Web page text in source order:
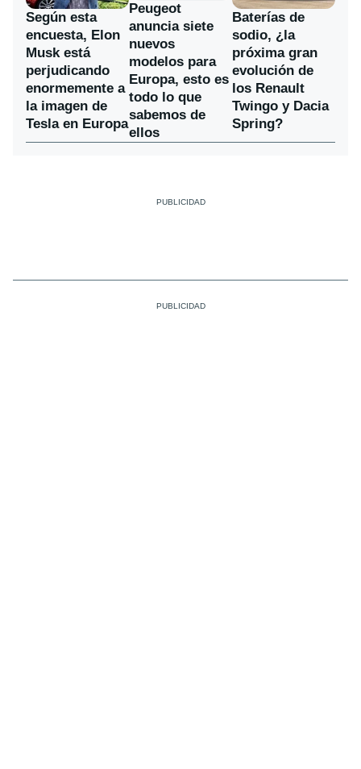
Según esta
encuesta, Elon
Musk está
perjudicando
enormemente a
la imagen de
Tesla en Europa
Peugeot
anuncia siete
nuevos
modelos para
Europa, esto es
todo lo que
sabemos de
ellos
Baterías de
sodio, ¿la
próxima gran
evolución de
los Renault
Twingo y Dacia
Spring?